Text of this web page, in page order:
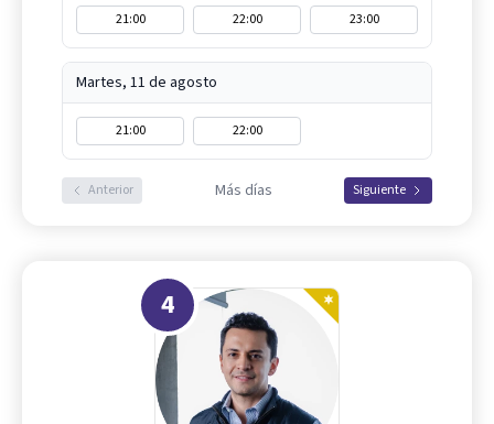
21:00 22:00 23:00
Martes, 11 de agosto
21:00 22:00
Anterior Más días Siguiente
4